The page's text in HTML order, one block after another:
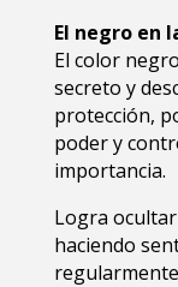
El negro en
El color
secreto y
protección,
poder y
importancia.
Logra
haciendo